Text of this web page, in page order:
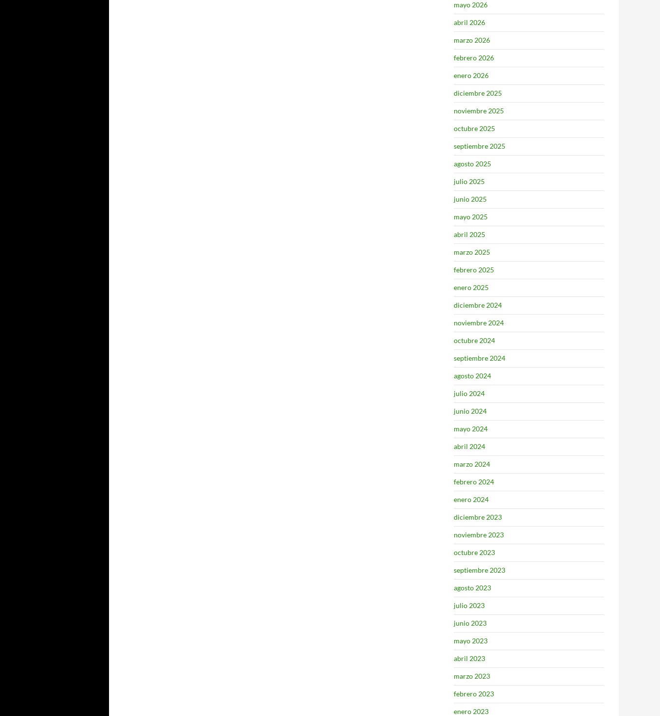
mayo 2026
abril 2026
marzo 2026
febrero 2026
enero 2026
diciembre 2025
noviembre 2025
octubre 2025
septiembre 2025
agosto 2025
julio 2025
junio 2025
mayo 2025
abril 2025
marzo 2025
febrero 2025
enero 2025
diciembre 2024
noviembre 2024
octubre 2024
septiembre 2024
agosto 2024
julio 2024
junio 2024
mayo 2024
abril 2024
marzo 2024
febrero 2024
enero 2024
diciembre 2023
noviembre 2023
octubre 2023
septiembre 2023
agosto 2023
julio 2023
junio 2023
mayo 2023
abril 2023
marzo 2023
febrero 2023
enero 2023